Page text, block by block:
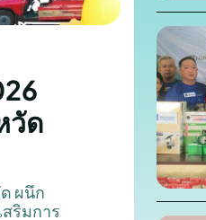
วัด
ผนึก
สริมการ